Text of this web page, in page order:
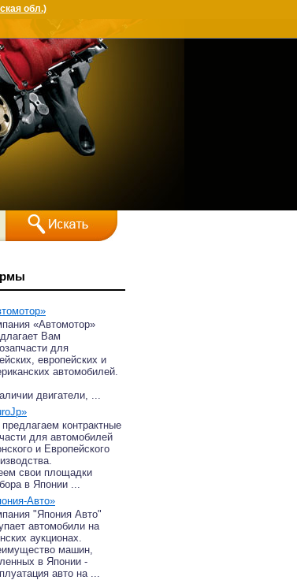
обл.)
«Автомотор»
Вам
для
европейских и
автомобилей.
двигатели, ...
контрактные
для автомобилей
и Европейского
свои площадки
в Японии ...
Авто»
"Япония Авто"
автомобили на
аукционах.
машин,
в Японии -
авто на ...